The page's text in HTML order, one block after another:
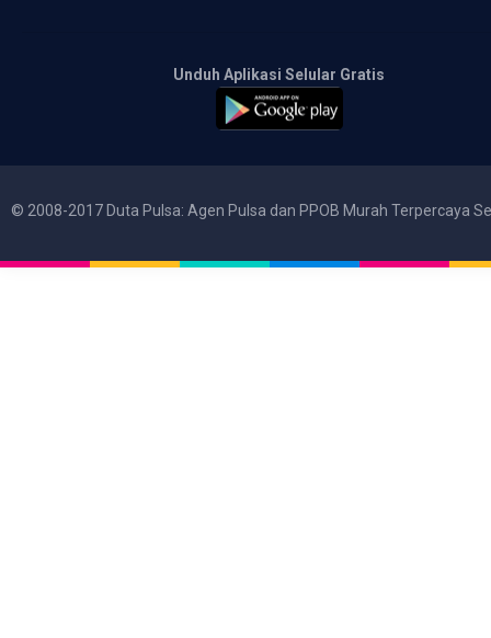
Unduh Aplikasi Selular Gratis
© 2008-2017 Duta Pulsa: Agen Pulsa dan PPOB Murah Terpercaya